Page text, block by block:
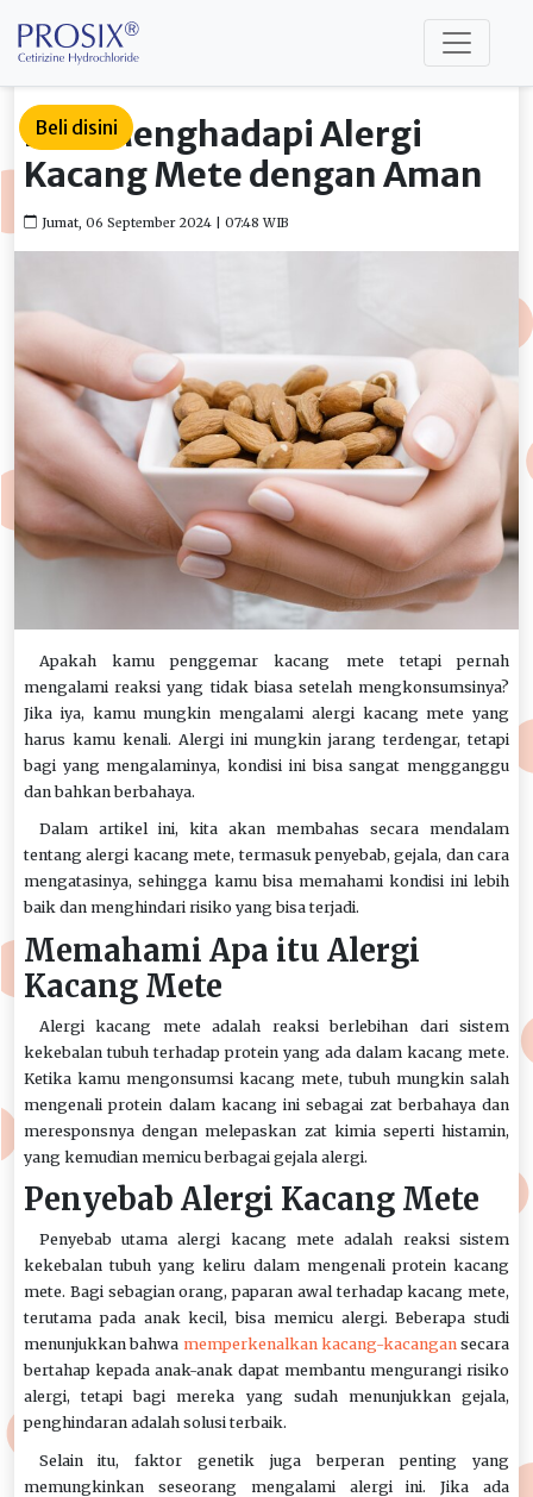
Beli disini
Kiat Menghadapi Alergi
Kacang Mete dengan Aman
Jumat, 06 September 2024 | 07:48 WIB
Apakah kamu penggemar kacang mete tetapi pernah
mengalami reaksi yang tidak biasa setelah mengkonsumsinya?
Jika iya, kamu mungkin mengalami alergi kacang mete yang
harus kamu kenali. Alergi ini mungkin jarang terdengar, tetapi
bagi yang mengalaminya, kondisi ini bisa sangat mengganggu
dan bahkan berbahaya.
Dalam artikel ini, kita akan membahas secara mendalam
tentang alergi kacang mete, termasuk penyebab, gejala, dan cara
mengatasinya, sehingga kamu bisa memahami kondisi ini lebih
baik dan menghindari risiko yang bisa terjadi.
Memahami Apa itu Alergi
Kacang Mete
Alergi kacang mete adalah reaksi berlebihan dari sistem
kekebalan tubuh terhadap protein yang ada dalam kacang mete.
Ketika kamu mengonsumsi kacang mete, tubuh mungkin salah
mengenali protein dalam kacang ini sebagai zat berbahaya dan
meresponsnya dengan melepaskan zat kimia seperti histamin,
yang kemudian memicu berbagai gejala alergi.
Penyebab Alergi Kacang Mete
Penyebab utama alergi kacang mete adalah reaksi sistem
kekebalan tubuh yang keliru dalam mengenali protein kacang
mete. Bagi sebagian orang, paparan awal terhadap kacang mete,
terutama pada anak kecil, bisa memicu alergi. Beberapa studi
menunjukkan bahwa memperkenalkan kacang-kacangansecara
bertahap kepada anak-anak dapat membantu mengurangi risiko
alergi, tetapi bagi mereka yang sudah menunjukkan gejala,
penghindaran adalah solusi terbaik.
Selain itu, faktor genetik juga berperan penting yang
memungkinkan seseorang mengalami alergi ini. Jika ada